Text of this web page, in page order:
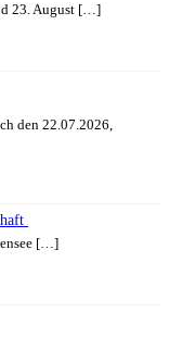
23. August […]
den 22.07.2026,
[…]